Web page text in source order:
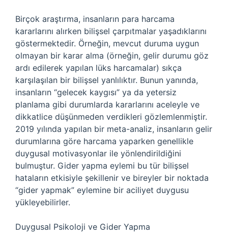
Birçok araştırma, insanların para harcama
kararlarını alırken bilişsel çarpıtmalar yaşadıklarını
göstermektedir. Örneğin, mevcut duruma uygun
olmayan bir karar alma (örneğin, gelir durumu göz
ardı edilerek yapılan lüks harcamalar) sıkça
karşılaşılan bir bilişsel yanlılıktır. Bunun yanında,
insanların “gelecek kaygısı” ya da yetersiz
planlama gibi durumlarda kararlarını aceleyle ve
dikkatlice düşünmeden verdikleri gözlemlenmiştir.
2019 yılında yapılan bir meta-analiz, insanların gelir
durumlarına göre harcama yaparken genellikle
duygusal motivasyonlar ile yönlendirildiğini
bulmuştur. Gider yapma eylemi bu tür bilişsel
hataların etkisiyle şekillenir ve bireyler bir noktada
“gider yapmak” eylemine bir aciliyet duygusu
yükleyebilirler.
Duygusal Psikoloji ve Gider Yapma